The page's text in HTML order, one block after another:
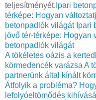
teljesítményét. Ipari
térképe: Hogyan
betonpadlók világát Ipari
jövő tér-térképe: Hogyan
betonpadlók világát
A tökéletes oázis a
körmedencék varázsa A
partnerünk által kínált
Átfolyik a probléma?
lefolyóeltömődés